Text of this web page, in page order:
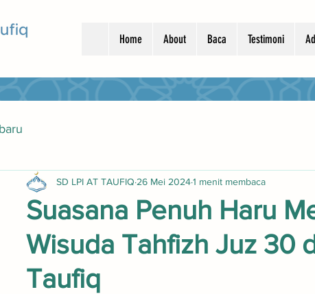
Home About Baca Testimoni
Suasana Penuh Haru
Wisuda Tahfizh Juz 30
Taufiq
SD LPI AT TAUFIQ 26 Mei 20241 menit membaca